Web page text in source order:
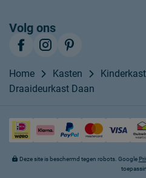
Volg ons
Home Kasten
Draaideurkast Daan
Deze site is beschermd tegen robots. Google